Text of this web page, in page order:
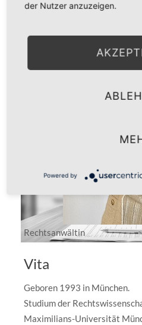
Rechtsanwältin
Vita
Geboren 1993 in München.
Studium der
Maximilians-Universität
der Nutzer anzuzeigen.
Powered by